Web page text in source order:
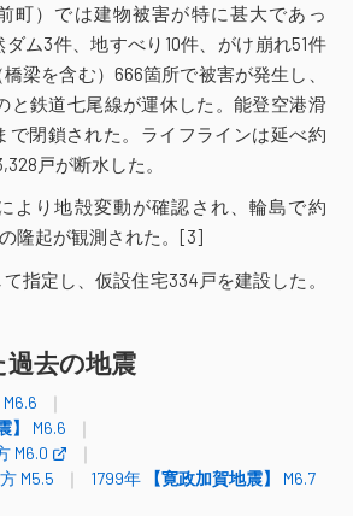
市大谷町＊ 羽咋市柳田町
市旭町＊
宝達志水町子浦＊
登町井田（旧）＊
町柳田（旧）＊
く市浜北（旧）＊
川市一の宮 糸魚川市大野＊
川市能生（旧）＊
市大手町（旧）
上越市中ノ俣
市五智＊
上越市木田＊
市柿崎区柿崎＊
市大潟区土底浜＊
市頸城区百間町＊
市吉川区原之町＊
市中郷区藤沢＊
市板倉区針（旧）＊
町）では建物被害が特に甚大であっ
ム3件、地すべり10件、がけ崩れ51件
梁を含む）666箇所で被害が発生し、
と鉄道七尾線が運休した。能登空港滑
で閉鎖された。ライフラインは延べ約
戸が断水した。
より地殻変動が確認され、輪島で約
隆起が観測された。[3]
指定し、仮設住宅334戸を建設した。
過去の地震
】
M6.6
M6.0
M5.5
1799年 【寛政加賀地震】 M6.7